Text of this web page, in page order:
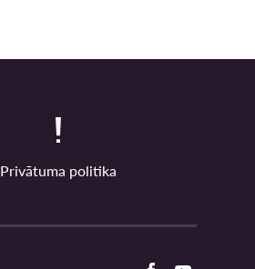
Privātuma politika